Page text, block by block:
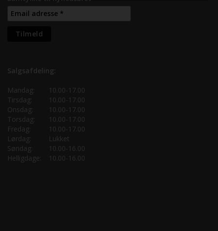
Salgsafdeling:
Mandag:
10.00-17.00
Tirsdag:
10.00-17.00
Onsdag:
10.00-17.00
Torsdag:
10.00-17.00
Fredag:
10.00-17.00
Lørdag:
Lukket
Søndag:
10.00-16.00
Helligdage:
10.00-16.00